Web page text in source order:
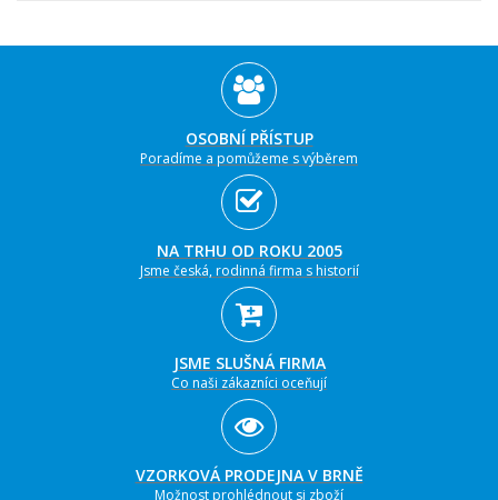
OSOBNÍ PŘÍSTUP
Poradíme a pomůžeme s výběrem
NA TRHU OD ROKU 2005
Jsme česká, rodinná firma s historií
JSME SLUŠNÁ FIRMA
Co naši zákazníci oceňují
VZORKOVÁ PRODEJNA V BRNĚ
Možnost prohlédnout si zboží